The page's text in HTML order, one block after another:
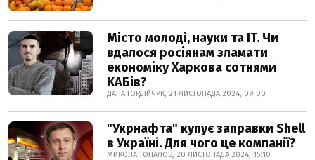
Місто молоді, науки та IT. Чи
вдалося росіянам зламати
економіку Харкова сотнями
КАБів?
ДАНА ГОРДІЙЧУК, 21 ЛИСТОПАДА 2024, 09:00
"Укрнафта" купує заправки Shell
в Україні. Для чого це компанії?
МИКОЛА ТОПАЛОВ, 20 ЛИСТОПАДА 2024, 15:10